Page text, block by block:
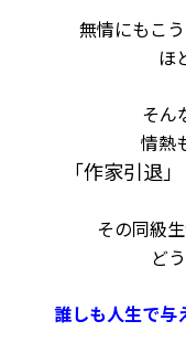
無情にもこ
ほ
そん
情熱
「作家引退」
その同級
ど
誰しも人生で与